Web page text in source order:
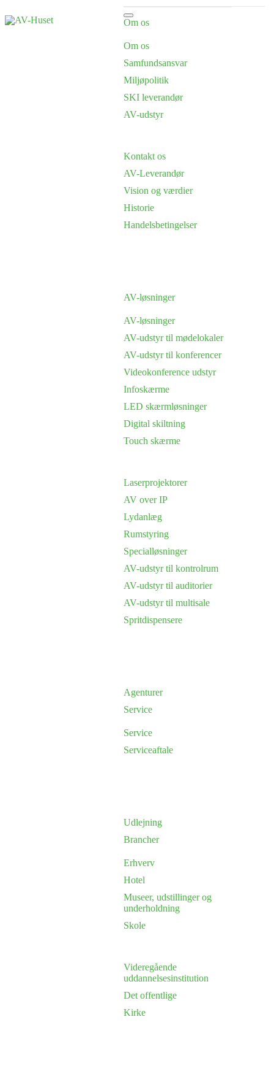
Om os
Om os
Samfundsansvar
Miljøpolitik
SKI leverandør
AV-udstyr
Kontakt os
AV-Leverandør
Vision og værdier
Historie
Handelsbetingelser
AV-løsninger
AV-løsninger
AV-udstyr til mødelokaler
AV-udstyr til konferencer
Videokonference udstyr
Infoskærme
LED skærmløsninger
Digital skiltning
Touch skærme
Laserprojektorer
AV over IP
Lydanlæg
Rumstyring
Specialløsninger
AV-udstyr til kontrolrum
AV-udstyr til auditorier
AV-udstyr til multisale
Spritdispensere
Agenturer
Service
Service
Serviceaftale
Udlejning
Brancher
Erhverv
Hotel
Museer, udstillinger og
underholdning
Skole
Videregående
uddannelsesinstitution
Det offentlige
Kirke